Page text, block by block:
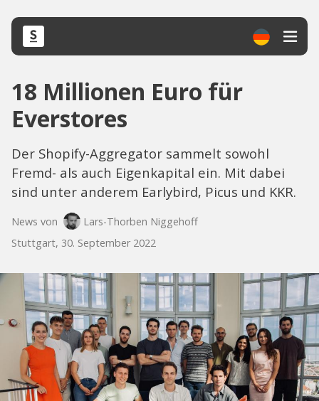
18 Millionen Euro für
Everstores
Der Shopify-Aggregator sammelt sowohl
Fremd- als auch Eigenkapital ein. Mit dabei
sind unter anderem Earlybird, Picus und KKR.
News von
Lars-Thorben Niggehoff
Stuttgart, 30. September 2022